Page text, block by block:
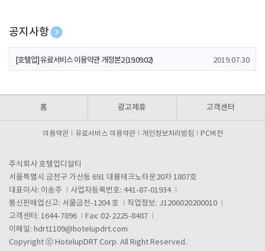
공지사항
[호텔업] 개인정보 처리방침 개정본1 (19.09.02)
[호텔업] 유료서비스 이용약관 개정본2 (19.09.02) 2019.07.30
홈 광고제휴 고객센터
이용약관 유료서비스 이용약관 개인정보처리방침 PC버전
주식회사 호텔업디알티
서울특별시 금천구 가산동 691 대륭테크노타운20차 1807호
대표이사: 이송주
사업자등록번호: 441-87-01934
통신판매업신고: 서울금천-1204 호
직업정보: J1206020200010
고객센터: 1644-7896
Fax: 02-2225-8487
이메일: hdrt1109@hotelupdrt.com
Copyright ⓒ HotelupDRT Corp. All Right Reserved.